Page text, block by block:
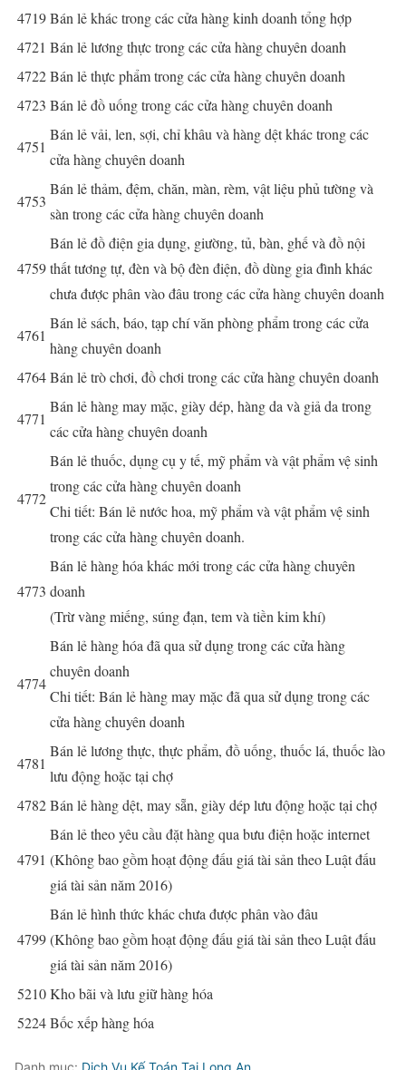
4719Bán lẻ khác trong các cửa hàng kinh doanh tổng hợp
4721 Bán lẻ lương thực trong các cửa hàng chuyên doanh
4722Bán lẻ thực phẩm trong các cửa hàng chuyên doanh
4723 Bán lẻ đồ uống trong các cửa hàng chuyên doanh
4751
Bán lẻ vải, len, sợi, chỉ khâu và hàng dệt khác trong các
cửa hàng chuyên doanh
4753
Bán lẻ thảm, đệm, chăn, màn, rèm, vật liệu phủ tường và
sàn trong các cửa hàng chuyên doanh
4759
Bán lẻ đồ điện gia dụng, giường, tủ, bàn, ghế và đồ nội
thất tương tự, đèn và bộ đèn điện, đồ dùng gia đình khác
chưa được phân vào đâu trong các cửa hàng chuyên doanh
4761
Bán lẻ sách, báo, tạp chí văn phòng phẩm trong các cửa
hàng chuyên doanh
4764Bán lẻ trò chơi, đồ chơi trong các cửa hàng chuyên doanh
4771
Bán lẻ hàng may mặc, giày dép, hàng da và giả da trong
các cửa hàng chuyên doanh
4772
Bán lẻ thuốc, dụng cụ y tế, mỹ phẩm và vật phẩm vệ sinh
trong các cửa hàng chuyên doanh
Chi tiết: Bán lẻ nước hoa, mỹ phẩm và vật phẩm vệ sinh
trong các cửa hàng chuyên doanh.
4773
Bán lẻ hàng hóa khác mới trong các cửa hàng chuyên
doanh
(Trừ vàng miếng, súng đạn, tem và tiền kim khí)
4774
Bán lẻ hàng hóa đã qua sử dụng trong các cửa hàng
chuyên doanh
Chi tiết: Bán lẻ hàng may mặc đã qua sử dụng trong các
cửa hàng chuyên doanh
4781
Bán lẻ lương thực, thực phẩm, đồ uống, thuốc lá, thuốc lào
lưu động hoặc tại chợ
4782Bán lẻ hàng dệt, may sẵn, giày dép lưu động hoặc tại chợ
4791
Bán lẻ theo yêu cầu đặt hàng qua bưu điện hoặc internet
(Không bao gồm hoạt động đấu giá tài sản theo Luật đấu
giá tài sản năm 2016)
4799
Bán lẻ hình thức khác chưa được phân vào đâu
(Không bao gồm hoạt động đấu giá tài sản theo Luật đấu
giá tài sản năm 2016)
5210Kho bãi và lưu giữ hàng hóa
5224Bốc xếp hàng hóa